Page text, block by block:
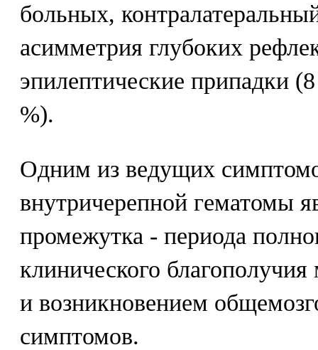
больных,
асимметрия глубоких
эпилептические припадки
%).
Одним из ведущих
внутричерепной гематомы
промежутка - периода
клинического
и возникновением
симптомов.